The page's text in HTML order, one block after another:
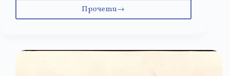
Прочети
29